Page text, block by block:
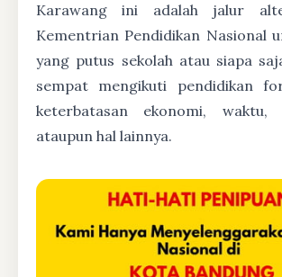
Karawang ini adalah jalur
Kementrian Pendidikan Nasional
yang putus sekolah atau siapa
sempat mengikuti pendidikan
keterbatasan ekonomi, waktu,
ataupun hal lainnya.